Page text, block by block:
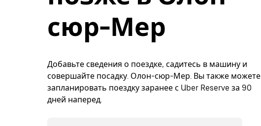
сюр-Мер
Добавьте сведения о поездке, садитесь в машину и
совершайте посадку. Олон-сюр-Мер. Вы также можете
запланировать поездку заранее с Uber Reserve за 90
дней наперед.